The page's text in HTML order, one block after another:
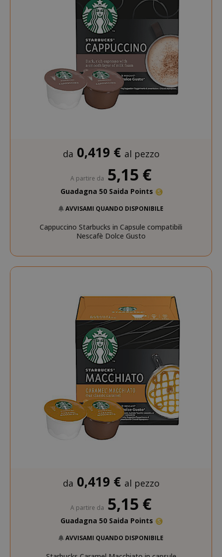
da 0,419 € al pezzo
A partire da 5,15 €
Guadagna 50 Saida Points
AVVISAMI QUANDO DISPONIBILE
Cappuccino Starbucks in Capsule compatibili
Nescafè Dolce Gusto
da 0,419 € al pezzo
A partire da 5,15 €
Guadagna 50 Saida Points
AVVISAMI QUANDO DISPONIBILE